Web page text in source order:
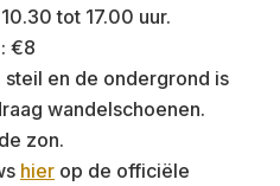
tot 17.00 uur.
€8
steil en de ondergrond is
wandelschoenen.
zon.
hier op de officiële